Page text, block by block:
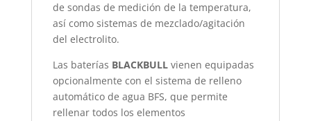
de sondas de medición de la temperatura,
así como sistemas de mezclado/agitación
del electrolito.
Las baterías BLACKBULLvienen equipadas
opcionalmente con el sistema de relleno
automático de agua BFS, que permite
rellenar todos los elementos